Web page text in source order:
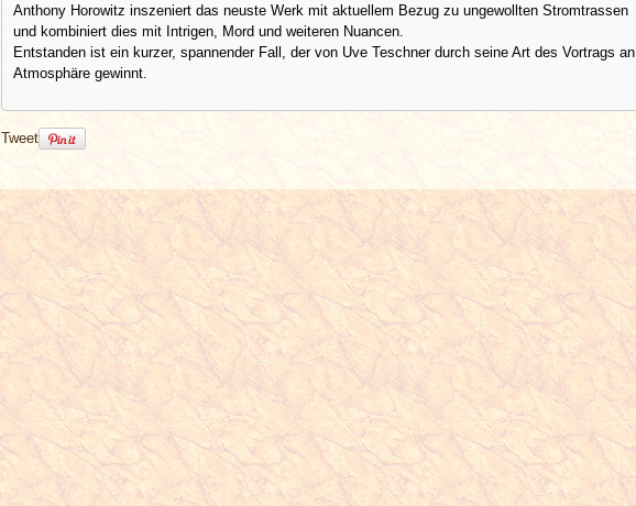
Anthony Horowitz inszeniert das neuste Werk mit aktuellem Bezug zu ungewollten Stromtrassen
und kombiniert dies mit Intrigen, Mord und weiteren Nuancen.
Entstanden ist ein kurzer, spannender Fall, der von Uve Teschner durch seine Art des Vortrags an
Atmosphäre gewinnt.
Tweet